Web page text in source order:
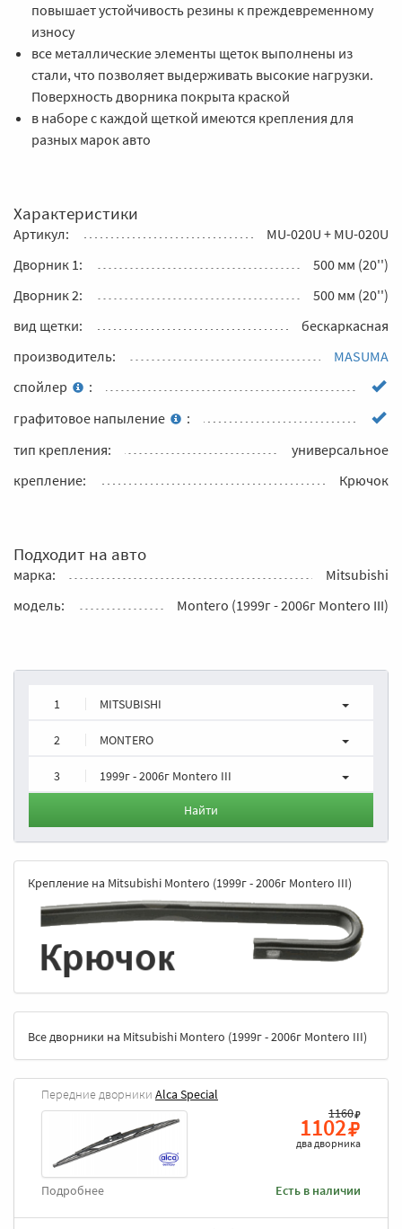
повышает устойчивость резины к преждевременному
износу
все металлические элементы щеток выполнены из
стали, что позволяет выдерживать высокие нагрузки.
Поверхность дворника покрыта краской
в наборе с каждой щеткой имеются крепления для
разных марок авто
Характеристики
Артикул:
MU-020U + MU-020U
Дворник 1:
500 мм (20'')
Дворник 2:
500 мм (20'')
вид щетки:
бескаркасная
производитель:
MASUMA
спойлер
:
графитовое напыление
:
тип крепления:
универсальное
крепление:
Крючок
Подходит на авто
марка:
Mitsubishi
модель:
Montero (1999г - 2006г Montero III)
1 MITSUBISHI
2 MONTERO
3 1999г - 2006г Montero III
Найти
Крепление на Mitsubishi Montero (1999г - 2006г Montero III)
Все дворники на Mitsubishi Montero (1999г - 2006г Montero III)
Передние дворники Alca Special
1160
1102
два дворника
Есть в наличии
Подробнее